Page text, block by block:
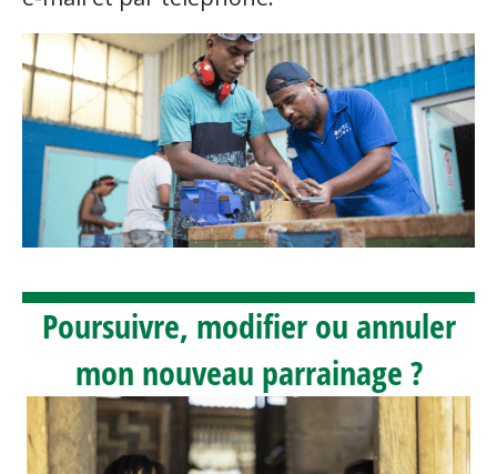
Poursuivre, modifier ou annuler
mon nouveau parrainage ?